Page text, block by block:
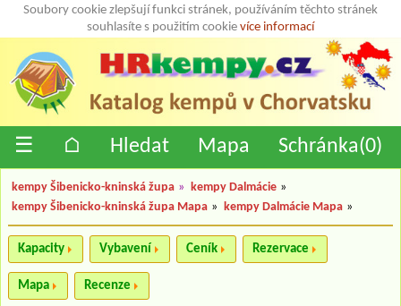
Soubory cookie zlepšují funkci stránek, používáním těchto stránek
souhlasíte s použitím cookie více informací
☰ ⌂ Hledat Mapa Schránka(0)
kempy Šibenicko-kninská župa » kempy Dalmácie »
kempy Šibenicko-kninská župa Mapa » kempy Dalmácie Mapa »
Kapacity Vybavení Ceník Rezervace
Mapa Recenze